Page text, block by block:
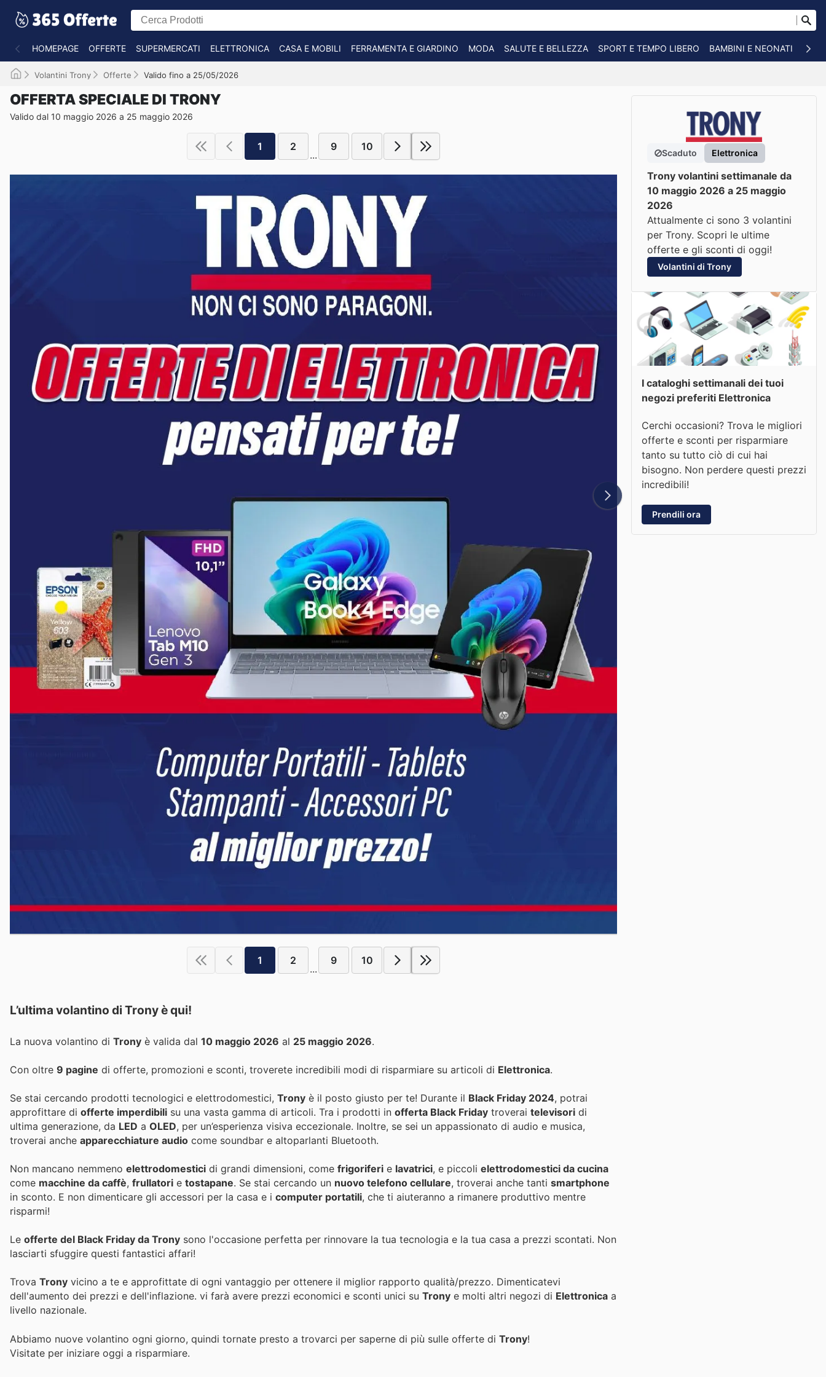
HOMEPAGE OFFERTE SUPERMERCATI ELETTRONICA CASA E MOBILI FERRAMENTA E GIARDINO MODA SALUTE E BELLEZZA SPORT E TEMPO LIBERO BAMBINI E NEONATI
Volantini Trony Offerte Valido fino a 25/05/2026
OFFERTA SPECIALE DI TRONY
Valido dal 10 maggio 2026 a 25 maggio 2026
1 2
...
9 10
1 2
...
9 10
L’ultima volantino di Trony è qui!
La nuova volantino di Trony è valida dal 10 maggio 2026 al 25 maggio 2026.
Con oltre 9 pagine di offerte, promozioni e sconti, troverete incredibili modi di risparmiare su articoli di Elettronica.
Se stai cercando prodotti tecnologici e elettrodomestici, Trony è il posto giusto per te! Durante il Black Friday 2024, potrai
approfittare di offerte imperdibili su una vasta gamma di articoli. Tra i prodotti in offerta Black Friday troverai televisori di
ultima generazione, da LED a OLED, per un’esperienza visiva eccezionale. Inoltre, se sei un appassionato di audio e musica,
troverai anche apparecchiature audio come soundbar e altoparlanti Bluetooth.
Non mancano nemmeno elettrodomestici di grandi dimensioni, come frigoriferi e lavatrici, e piccoli elettrodomestici da cucina
come macchine da caffè, frullatori e tostapane. Se stai cercando un nuovo telefono cellulare, troverai anche tanti smartphone
in sconto. E non dimenticare gli accessori per la casa e i computer portatili, che ti aiuteranno a rimanere produttivo mentre
risparmi!
Le offerte del Black Friday da Trony sono l'occasione perfetta per rinnovare la tua tecnologia e la tua casa a prezzi scontati. Non
lasciarti sfuggire questi fantastici affari!
Trova Trony vicino a te e approfittate di ogni vantaggio per ottenere il miglior rapporto qualità/prezzo. Dimenticatevi
dell'aumento dei prezzi e dell'inflazione. vi farà avere prezzi economici e sconti unici su Trony e molti altri negozi di Elettronica a
livello nazionale.
Abbiamo nuove volantino ogni giorno, quindi tornate presto a trovarci per saperne di più sulle offerte di Trony!
Visitate per iniziare oggi a risparmiare.
Scaduto Elettronica
Trony volantini settimanale da
10 maggio 2026 a 25 maggio
2026
Attualmente ci sono 3 volantini
per Trony. Scopri le ultime
offerte e gli sconti di oggi!
Volantini di Trony
I cataloghi settimanali dei tuoi
negozi preferiti Elettronica
Cerchi occasioni? Trova le migliori
offerte e sconti per risparmiare
tanto su tutto ciò di cui hai
bisogno. Non perdere questi prezzi
incredibili!
Prendili ora